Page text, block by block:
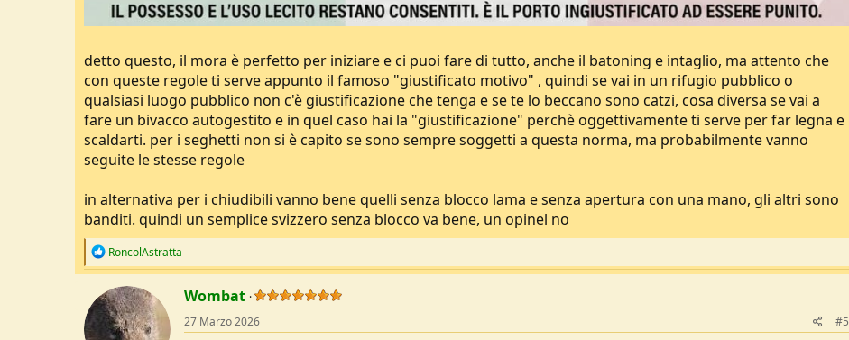
detto questo, il mora è perfetto per iniziare e ci puoi fare di tutto, anche il batoning e intaglio, ma attento che
con queste regole ti serve appunto il famoso "giustificato motivo" , quindi se vai in un rifugio pubblico o
qualsiasi luogo pubblico non c'è giustificazione che tenga e se te lo beccano sono catzi, cosa diversa se vai a
fare un bivacco autogestito e in quel caso hai la "giustificazione" perchè oggettivamente ti serve per far legna e
scaldarti. per i seghetti non si è capito se sono sempre soggetti a questa norma, ma probabilmente vanno
seguite le stesse regole
in alternativa per i chiudibili vanno bene quelli senza blocco lama e senza apertura con una mano, gli altri sono
banditi. quindi un semplice svizzero senza blocco va bene, un opinel no
R
e
a
c
t
i
o
RoncolAstratta
Wombat
27 Marzo 2026 #5